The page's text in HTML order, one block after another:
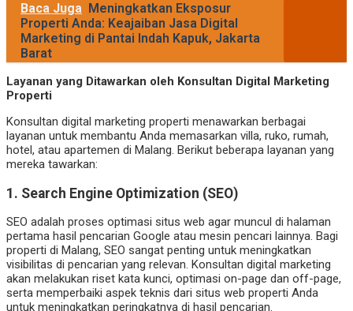
Baca Juga Meningkatkan Eksposur
Properti Anda: Keajaiban Jasa Digital
Marketing di Pantai Indah Kapuk, Jakarta
Barat
Layanan yang Ditawarkan oleh Konsultan Digital Marketing
Properti
Konsultan digital marketing properti menawarkan berbagai
layanan untuk membantu Anda memasarkan villa, ruko, rumah,
hotel, atau apartemen di Malang. Berikut beberapa layanan yang
mereka tawarkan:
1. Search Engine Optimization (SEO)
SEO adalah proses optimasi situs web agar muncul di halaman
pertama hasil pencarian Google atau mesin pencari lainnya. Bagi
properti di Malang, SEO sangat penting untuk meningkatkan
visibilitas di pencarian yang relevan. Konsultan digital marketing
akan melakukan riset kata kunci, optimasi on-page dan off-page,
serta memperbaiki aspek teknis dari situs web properti Anda
untuk meningkatkan peringkatnya di hasil pencarian.